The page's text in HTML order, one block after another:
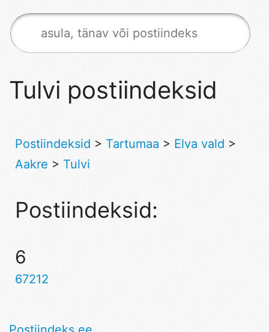
Tulvi postiindeksid
Postiindeksid > Tartumaa > Elva vald >
Aakre > Tulvi
Postiindeksid:
6
67212